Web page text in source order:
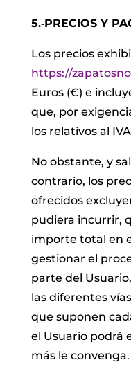
5.‐PRECIOS Y
Los precios
https://
Euros (€) e
que, por
los relativos al
No obstante, y
contrario, los
ofrecidos
pudiera incurrir,
importe total en
gestionar el
parte del
las diferentes
que suponen
el Usuario podrá
más le convenga.